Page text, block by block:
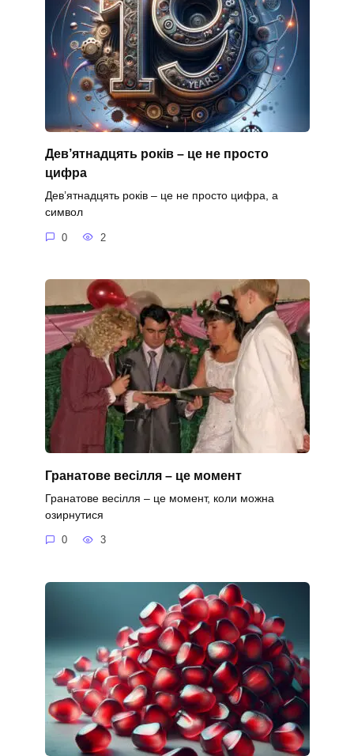
Дев’ятнадцять років – це не просто
цифра
Дев’ятнадцять років – це не просто цифра, а
символ
0 2
Гранатове весілля – це момент
Гранатове весілля – це момент, коли можна
озирнутися
0 3